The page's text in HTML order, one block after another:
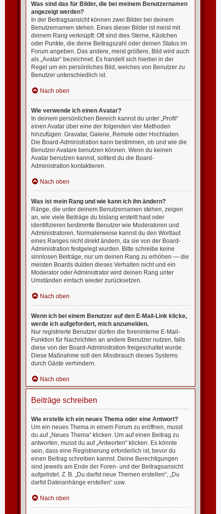
Was sind das für Bilder, die bei meinem Benutzernamen
angezeigt werden?
In der Beitragsansicht können zwei Bilder bei deinem
Benutzernamen stehen. Eines dieser Bilder ist meist mit
deinem Rang verknüpft: Oft sind dies Sterne, Kästchen
oder Punkte, die deine Beitragszahl oder deinen Status im
Forum angeben. Das andere, meist größere, Bild wird auch
als „Avatar“ bezeichnet. Es handelt sich hierbei in der
Regel um ein persönliches Bild, welches von Benutzer zu
Benutzer unterschiedlich ist.
Nach oben
Wie verwende ich einen Avatar?
In deinem persönlichen Bereich kannst du unter „Profil“
einen Avatar über eine der folgenden vier Methoden
hinzufügen: Gravatar, Galerie, Remote oder Hochladen.
Die Board-Administration kann bestimmen, ob und wie die
Benutzer Avatare benutzen können. Wenn du keinen
Avatar benutzen kannst, solltest du die Board-
Administration kontaktieren.
Nach oben
Was ist mein Rang und wie kann ich ihn ändern?
Ränge, die unter deinem Benutzernamen stehen, zeigen
an, wie viele Beiträge du bislang erstellt hast oder
identifizieren bestimmte Benutzer wie Moderatoren und
Administratoren. Normalerweise kannst du den Wortlaut
eines Ranges nicht direkt ändern, da sie von der Board-
Administration festgelegt wurden. Bitte schreibe keine
sinnlosen Beiträge, nur um deinen Rang zu erhöhen — die
meisten Boards dulden dieses Verhalten nicht und ein
Moderator oder Administrator wird deinen Rang unter
Umständen einfach wieder zurücksetzen.
Nach oben
Wenn ich bei einem Benutzer auf den E-Mail-Link klicke,
werde ich aufgefordert, mich anzumelden.
Nur registrierte Benutzer dürfen die foreninterne E-Mail-
Funktion für Nachrichten an andere Benutzer nutzen, falls
diese von der Board-Administration freigeschaltet wurde.
Diese Maßnahme soll den Missbrauch dieses Systems
durch Gäste verhindern.
Nach oben
Beiträge schreiben
Wie erstelle ich ein neues Thema oder eine Antwort?
Um ein neues Thema in einem Forum zu eröffnen, musst
du auf „Neues Thema“ klicken. Um auf einen Beitrag zu
antworten, musst du auf „Antworten“ klicken. Es könnte
sein, dass eine Registrierung erforderlich ist, bevor du
einen Beitrag schreiben kannst. Deine Berechtigungen
sind jeweils am Ende der Foren- und der Beitragsansicht
aufgelistet. Z. B. „Du darfst neue Themen erstellen“, „Du
darfst Dateianhänge erstellen“ usw.
Nach oben